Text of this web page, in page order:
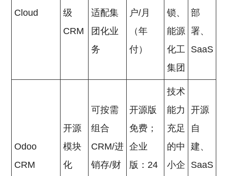
Cloud
级
CRM
适配集
团化业
务
户/月
（年
付）
锁、
能源
化工
集团
部
署、
SaaS
Odoo
CRM
开源
模块
化
可按需
组合
CRM/进
销存/财
开源版
免费；
企业
版：24
技术
能力
充足
的中
小企
开源
自
建、
SaaS